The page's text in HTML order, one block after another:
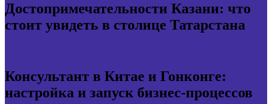
Достопримечательности Казани: что
стоит увидеть в столице Татарстана
Консультант в Китае и Гонконге:
настройка и запуск бизнес-процессов